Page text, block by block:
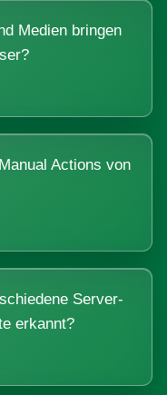
Medien bringen
Actions von
Server-
erkannt?